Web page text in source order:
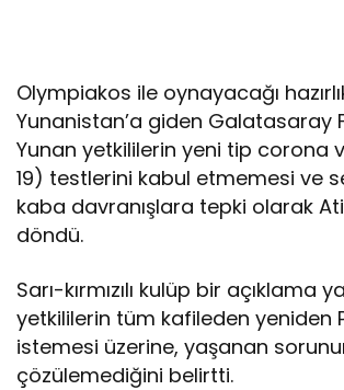
Olympiakos ile oynayacağı
Yunanistan’a giden Galatasaray
Yunan yetkililerin yeni tip corona
19) testlerini kabul etmemesi ve
kaba davranışlara tepki olarak
döndü.
Sarı-kırmızılı kulüp bir açıklama
yetkililerin tüm kafileden yeniden
istemesi üzerine, yaşanan
çözülemediğini belirtti.